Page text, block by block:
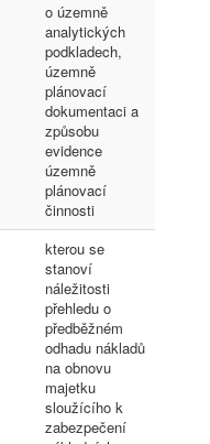
o územně
analytických
podkladech,
územně
plánovací
dokumentaci a
způsobu
evidence
územně
plánovací
činnosti
kterou se
stanoví
náležitosti
přehledu o
předběžném
odhadu nákladů
na obnovu
majetku
sloužícího k
zabezpečení